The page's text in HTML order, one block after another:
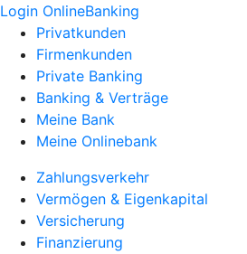
Login OnlineBanking
Privatkunden
Firmenkunden
Private Banking
Banking & Verträge
Meine Bank
Meine Onlinebank
Zahlungsverkehr
Vermögen & Eigenkapital
Versicherung
Finanzierung